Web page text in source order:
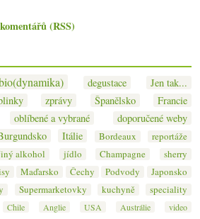
(RSS)
degustace
Jen tak...
zprávy Španělsko
Francie
oblíbené a vybrané
doporučené weby
Itálie Bordeaux
reportáže
alkohol jídlo Champagne
sherry
Maďarsko Čechy Podvody
Japonsko
Supermarketovky kuchyně
speciality
Chile Anglie USA Austrálie
video